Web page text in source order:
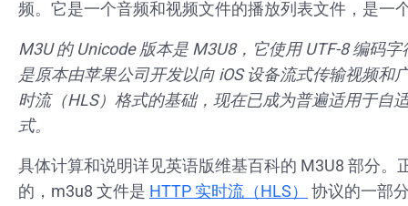
频。它是一个音频和视频文件的播放列表文件，是一
M3U 的 Unicode 版本是 M3U8，它使用 UTF-8 编码
是原本由苹果公司开发以向 iOS 设备流式传输视频和
时流（HLS）格式的基础，现在已成为普遍适用于自
式。
具体计算和说明详见英语版维基百科的 M3U8 部分。
的，m3u8 文件是 HTTP 实时流（HLS） 协议的一部